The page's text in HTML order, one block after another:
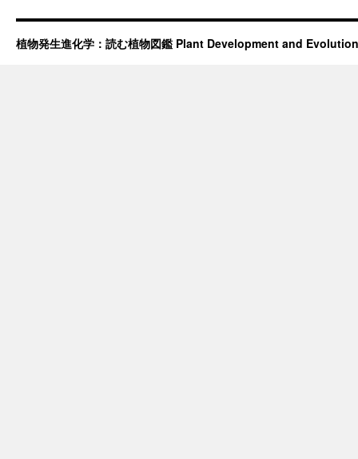
植物発生進化学：読む植物図鑑 Plant Development and Evolution